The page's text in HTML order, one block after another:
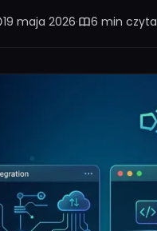
19 maja 2026· 6 min